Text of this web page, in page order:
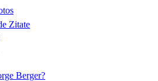
Zitate
Berger?